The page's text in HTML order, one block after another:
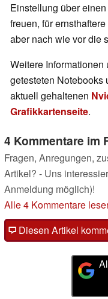
Einstellung über
freuen, für
aber nach wie vor die
Weitere
getesteten Notebooks
aktuell gehaltenen
Grafikkartenseite.
4 Kommentare im
Fragen, Anregungen,
Artikel? - Uns
Anmeldung möglich)!
Alle 4 Kommentare
Diesen Artikel